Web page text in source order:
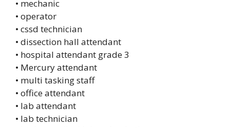
• mechanic
• operator
• cssd technician
• dissection hall attendant
• hospital attendant grade 3
• Mercury attendant
• multi tasking staff
• office attendant
• lab attendant
• lab technician